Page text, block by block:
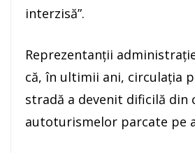
interzisă”.
Reprezentanții
că, în ultimii ani, circulația
stradă a devenit dificilă din
autoturismelor parcate pe